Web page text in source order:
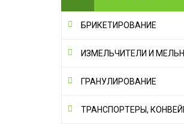
БРИКЕТИРОВАНИЕ
ИЗМЕЛЬЧИТЕЛИ И
ГРАНУЛИРОВАНИЕ
ТРАНСПОРТЕРЫ,